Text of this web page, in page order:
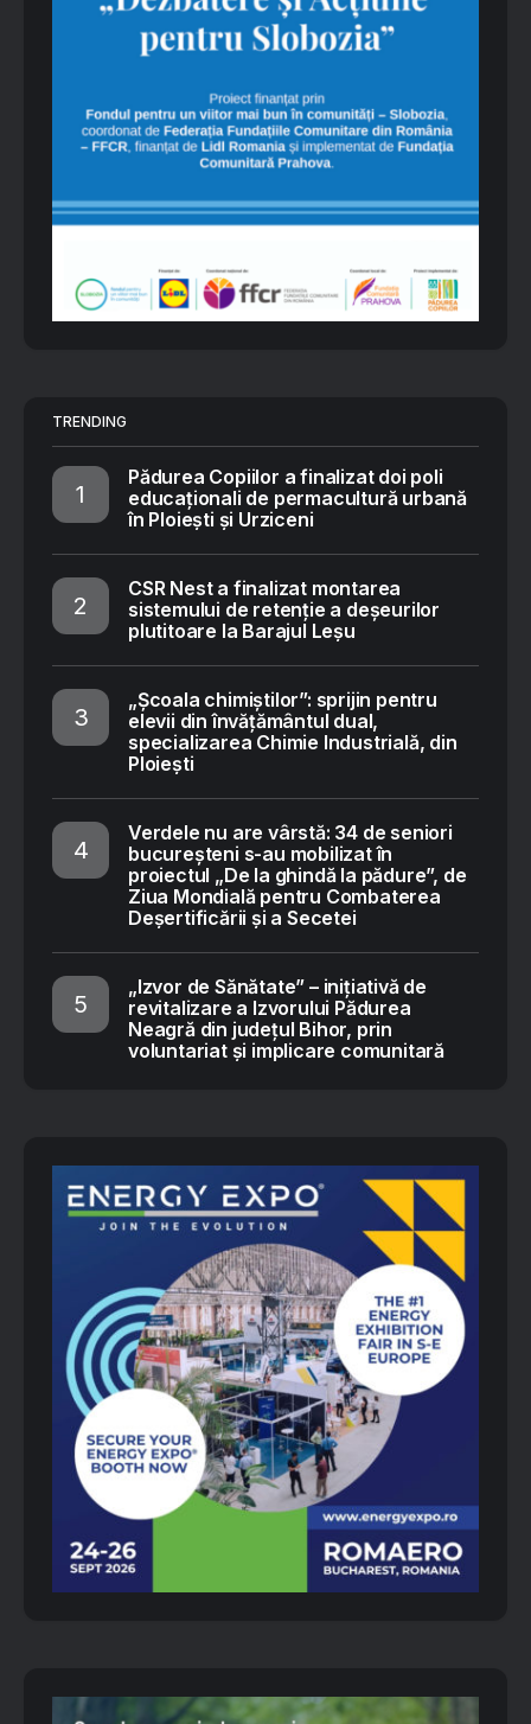
TRENDING
Pădurea Copiilor a finalizat doi poli
educaționali de permacultură urbană
în Ploiești și Urziceni
CSR Nest a finalizat montarea
sistemului de retenție a deșeurilor
plutitoare la Barajul Leșu
„Școala chimiștilor”: sprijin pentru
elevii din învățământul dual,
specializarea Chimie Industrială, din
Ploiești
Verdele nu are vârstă: 34 de seniori
bucureșteni s-au mobilizat în
proiectul „De la ghindă la pădure”, de
Ziua Mondială pentru Combaterea
Deșertificării și a Secetei
„Izvor de Sănătate” – inițiativă de
revitalizare a Izvorului Pădurea
Neagră din județul Bihor, prin
voluntariat și implicare comunitară